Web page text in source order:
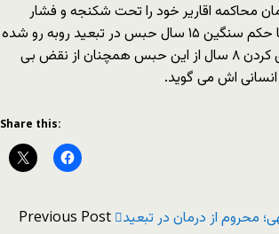
محاکمه اقاریر خود را تحت شکنجه و فشار
دانسته بود با اینحال با حکم سنگین ۱۵ سال حبس در تبعید روبه رو شده
بود. وی در خلال سپری کردن ۸ سال از این حبس همچنان از نقض بی
اش می گوید.
Share this:
Previous Post محروم از درمان در تبعید